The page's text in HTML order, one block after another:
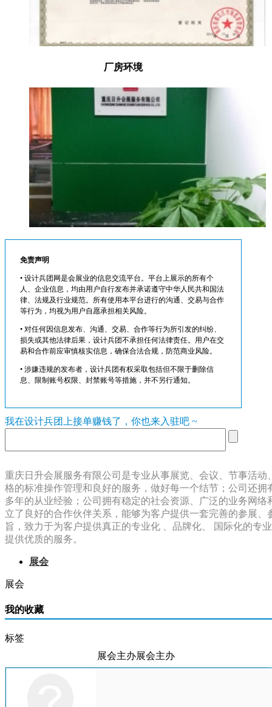
厂房环境
免责声明
• 设计兵团网是会展业的信息交流平台。平台上展示的所有个
人、企业信息，均由用户自行发布并承诺遵守中华人民共和国法
律、法规及行业规范。所有使用本平台进行的沟通、交易与合作
等行为，均视为用户自愿承担相关风险。
• 对任何因信息发布、沟通、交易、合作等行为所引发的纠纷、
损失或其他法律后果，设计兵团不承担任何法律责任。用户在交
易和合作前应审慎核实信息，确保合法合规，防范商业风险。
• 涉嫌违规的发布者，设计兵团有权采取包括但不限于删除信
息、限制账号权限、封禁账号等措施，并不另行通知。
我在设计兵团上接单赚钱了，你也来入驻吧 ~
重庆日升会展服务有限公司是专业从事展览、会议、节事活
格的标准操作管理和良好的服务，做好每一个结节；公司还
多年的从业经验；公司拥有稳定的社会资源、广泛的业务网
立了良好的合作伙伴关系，能够为客户提供一套完善的参展
旨，致力于为客户提供真正的专业化 、品牌化、 国际化的专
提供优质的服务。
展会
展会
我的收藏
标签
展会主办展会主办